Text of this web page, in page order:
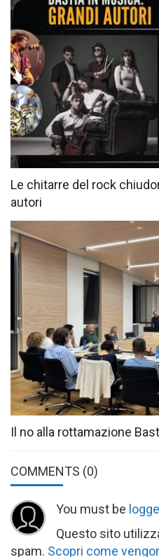
Le chitarre del rock
autori
Il no alla rottamazione
COMMENTS (0)
You must be
Questo sito
spam. Scopri come